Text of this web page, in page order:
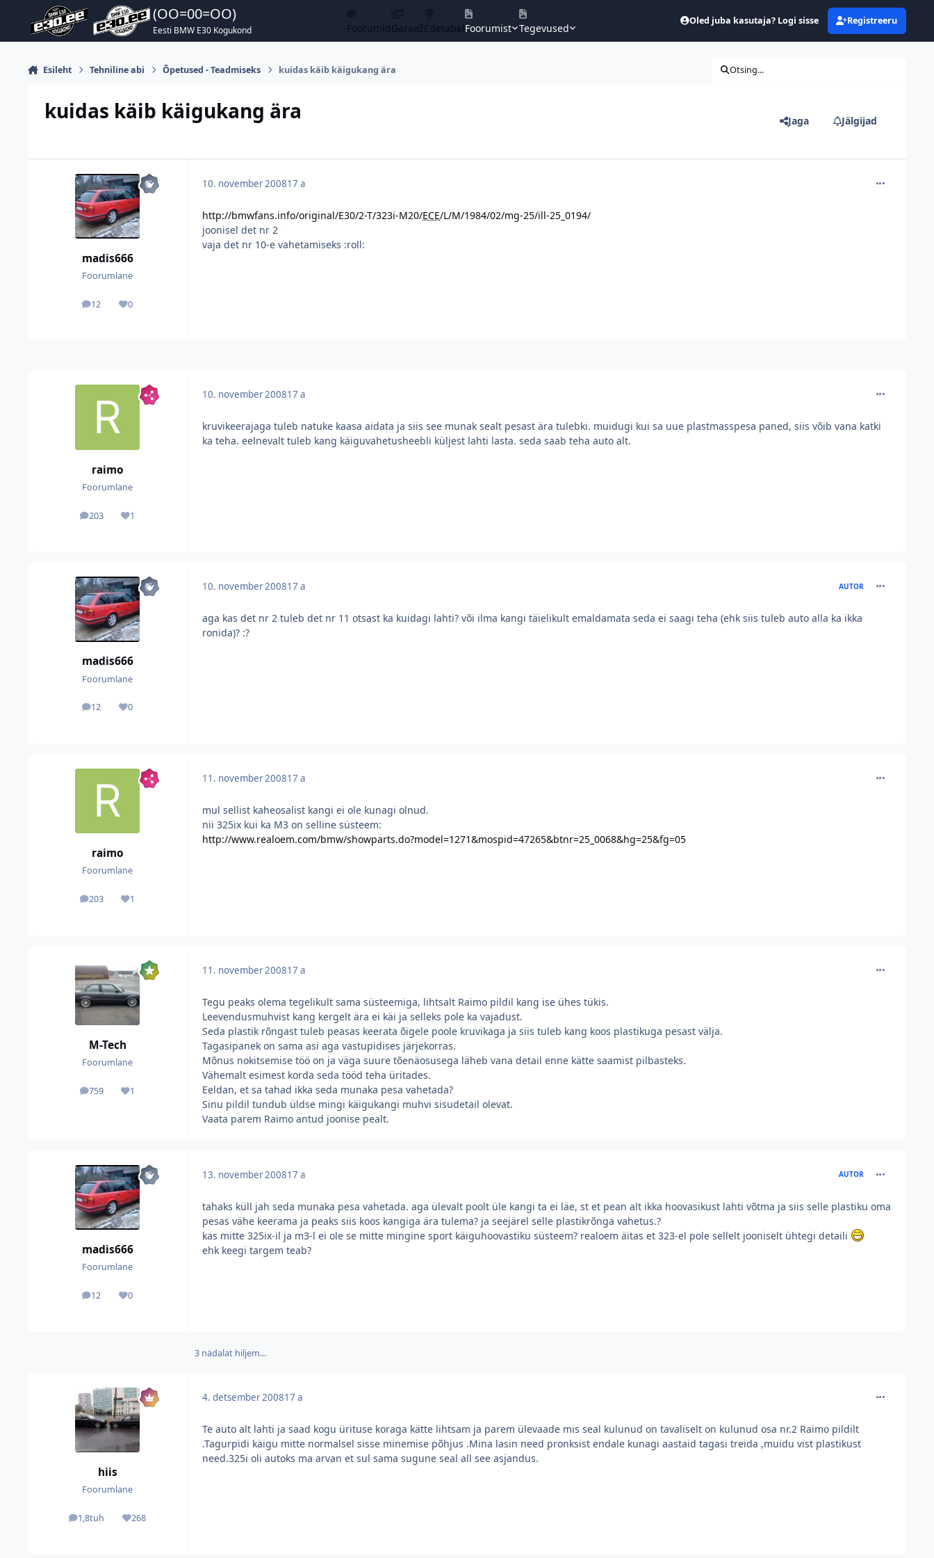
Hüppa postitusse (OO=00=OO)
Eesti BMW E30 Kogukond FoorumidGaraažEdetabelFoorumist Tegevused
Oled juba kasutaja? Logi sisse Registreeru
Esileht Tehniline abi Õpetused - Teadmiseks kuidas käib käigukang ära Otsing...
kuidas käib käigukang ära Jaga Jälgijad
madis666
Foorumlane
12
postitused
0
Reputatsioon
10. november 200817 a
http://bmwfans.info/original/E30/2-T/323i-M20/ECE/L/M/1984/02/mg-25/ill-25_0194/
joonisel det nr 2
vaja det nr 10-e vahetamiseks :roll:
raimo
Foorumlane
203
postitused1
Reputatsioon
10. november 200817 a
kruvikeerajaga tuleb natuke kaasa aidata ja siis see munak sealt pesast ära tulebki. muidugi kui sa uue plastmasspesa paned, siis võib vana katki
ka teha. eelnevalt tuleb kang käiguvahetusheebli küljest lahti lasta. seda saab teha auto alt.
madis666
Foorumlane
12
postitused
0
Reputatsioon
10. november 200817 a AUTOR
aga kas det nr 2 tuleb det nr 11 otsast ka kuidagi lahti? või ilma kangi täielikult emaldamata seda ei saagi teha (ehk siis tuleb auto alla ka ikka
ronida)? :?
raimo
Foorumlane
203
postitused1
Reputatsioon
11. november 200817 a
mul sellist kaheosalist kangi ei ole kunagi olnud.
nii 325ix kui ka M3 on selline süsteem:
http://www.realoem.com/bmw/showparts.do?model=1271&mospid=47265&btnr=25_0068&hg=25&fg=05
M-Tech
Foorumlane
759
postitused1
Reputatsioon
11. november 200817 a
Tegu peaks olema tegelikult sama süsteemiga, lihtsalt Raimo pildil kang ise ühes tükis.
Leevendusmuhvist kang kergelt ära ei käi ja selleks pole ka vajadust.
Seda plastik rõngast tuleb peasas keerata õigele poole kruvikaga ja siis tuleb kang koos plastikuga pesast välja.
Tagasipanek on sama asi aga vastupidises järjekorras.
Mõnus nokitsemise töö on ja väga suure tõenäosusega läheb vana detail enne kätte saamist pilbasteks.
Vähemalt esimest korda seda tööd teha üritades.
Eeldan, et sa tahad ikka seda munaka pesa vahetada?
Sinu pildil tundub üldse mingi käigukangi muhvi sisudetail olevat.
Vaata parem Raimo antud joonise pealt.
madis666
Foorumlane
12
postitused
0
Reputatsioon
13. november 200817 a AUTOR
tahaks küll jah seda munaka pesa vahetada. aga ülevalt poolt üle kangi ta ei läe, st et pean alt ikka hoovasikust lahti võtma ja siis selle plastiku oma
pesas vähe keerama ja peaks siis koos kangiga ära tulema? ja seejärel selle plastikrõnga vahetus.?
kas mitte 325ix-il ja m3-l ei ole se mitte mingine sport käiguhoovastiku süsteem? realoem äitas et 323-el pole sellelt jooniselt ühtegi detaili
ehk keegi targem teab?
3 nädalat hiljem...
hiis
Foorumlane
1,8tuh
postitused268
Reputatsioon
4. detsember 200817 a
Te auto alt lahti ja saad kogu ürituse koraga kätte lihtsam ja parem ülevaade mis seal kulunud on tavaliselt on kulunud osa nr.2 Raimo pildilt
.Tagurpidi käigu mitte normalsel sisse minemise põhjus .Mina lasin need pronksist endale kunagi aastaid tagasi treida ,muidu vist plastikust
need.325i oli autoks ma arvan et sul sama sugune seal all see asjandus.